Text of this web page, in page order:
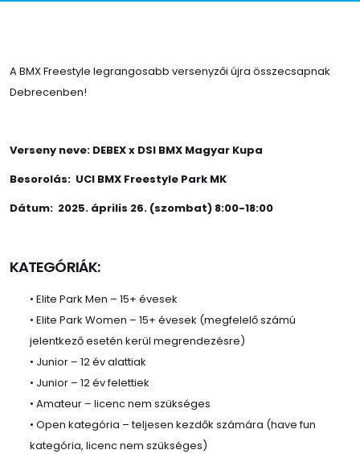
A BMX Freestyle legrangosabb versenyzői újra összecsapnak
Debrecenben!
Verseny neve: DEBEX x DSI BMX Magyar Kupa
Besorolás: UCI BMX Freestyle Park MK
Dátum: 2025. április 26. (szombat) 8:00-18:00
KATEGÓRIÁK:
• Elite Park Men – 15+ évesek
• Elite Park Women – 15+ évesek (megfelelő számú
jelentkező esetén kerül megrendezésre)
• Junior – 12 év alattiak
• Junior – 12 év felettiek
• Amateur – licenc nem szükséges
• Open kategória – teljesen kezdők számára (have fun
kategória, licenc nem szükséges)